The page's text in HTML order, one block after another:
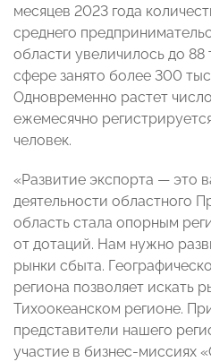
месяцев 2023 года
среднего
области увеличилось до
сфере занято более 300
Одновременно растет
ежемесячно
человек.
«Развитие экспорта — это
деятельности областного
область стала опорным
от дотаций. Нам нужно
рынки сбыта.
региона позволяет искать
Тихоокеанском регионе.
представители нашего
участие в бизнес-миссиях